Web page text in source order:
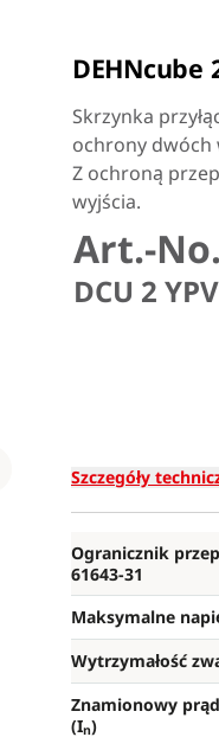
DEHNcube
Skrzynka
ochrony dwóch
Z ochroną
wyjścia.
Art.-
DCU 2
Szczegóły
Ogranicznik
61643-31
Maksymalne
Wytrzymałość
Znamionowy
(In)